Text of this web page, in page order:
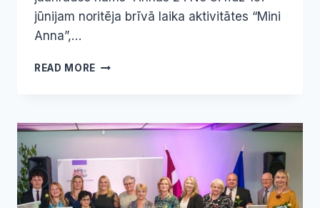
jūnijam noritēja brīvā laika aktivitātes “Mini
Anna”,…
READ MORE “MINI
LAIKA
AKTIVITĀTES
4.
KLAŠU